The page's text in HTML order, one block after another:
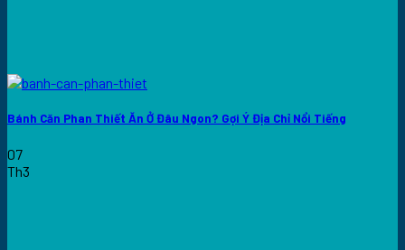
Bánh Căn Phan Thiết Ăn Ở Đâu Ngon? Gợi Ý Địa Chỉ Nổi Tiếng
07
Th3